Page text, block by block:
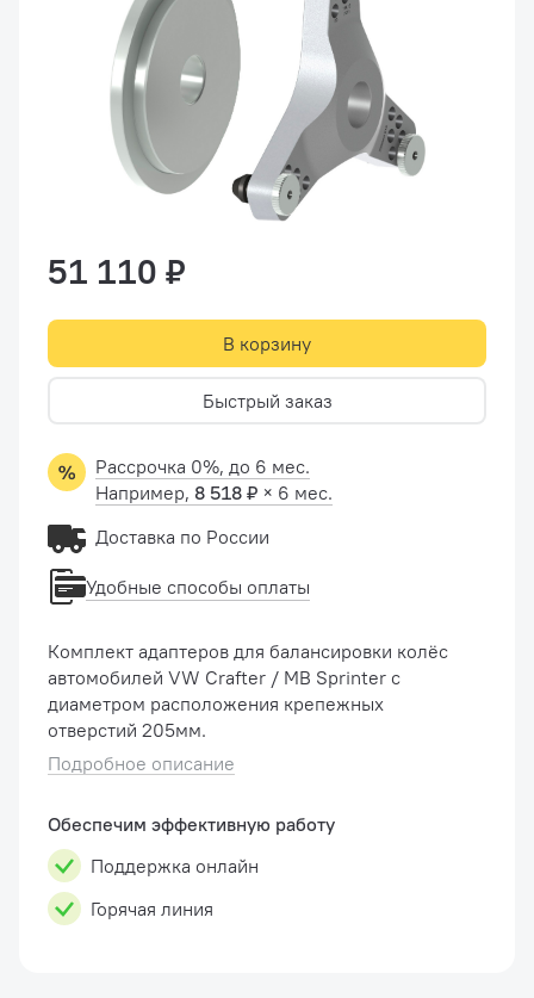
Комплект адаптеров для балансировки колёс
автомобилей VW Crafter / MB Sprinter с
диаметром расположения крепежных
отверстий 205мм.
Подробное описание
Обеспечим эффективную работу
Поддержка онлайн
Горячая линия
51 110 ₽
В корзину
Быстрый заказ
Рассрочка 0%, до 6 мес.
Например, 8 518 ₽ × 6 мес.
Доставка по России
Удобные способы оплаты